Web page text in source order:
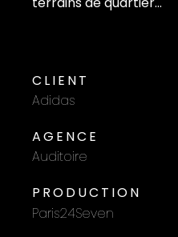
CLIENT
Adidas
AGENCE
Auditoire
PRODUCTION
Paris24Seven